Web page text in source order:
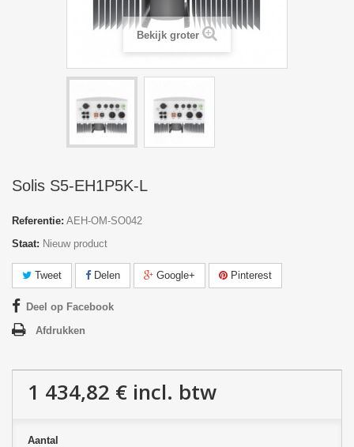
Bekijk groter
Solis S5-EH1P5K-L
Referentie: AEH-OM-SO042
Staat: Nieuw product
Tweet Delen Google+ Pinterest
Deel op Facebook
Afdrukken
1 434,82 € incl. btw
Aantal